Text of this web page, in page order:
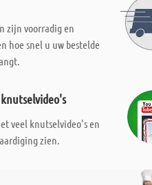
zijn voorradig en
hoe snel u uw bestelde
veel knutselvideo's en
zien.